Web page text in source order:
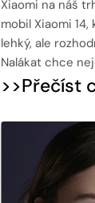
Xiaomi na náš
mobil Xiaomi
lehký, ale
Nalákat chce
>>Přečíst